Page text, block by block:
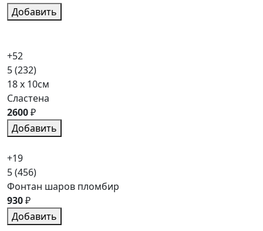
Добавить
+52
5(232)
18 x 10см
Сластена
2600₽
Добавить
+19
5(456)
Фонтан шаров пломбир
930₽
Добавить